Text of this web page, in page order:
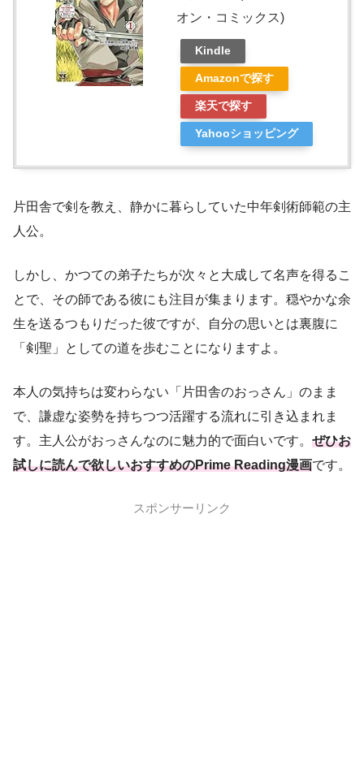
オン・コミックス)
Kindle
Amazonで探す
楽天で探す
Yahooショッピング
片田舎で剣を教え、静かに暮らしていた中年剣術師範の主
人公。
しかし、かつての弟子たちが次々と大成して名声を得るこ
とで、その師である彼にも注目が集まります。穏やかな余
生を送るつもりだった彼ですが、自分の思いとは裏腹に
「剣聖」としての道を歩むことになりますよ。
本人の気持ちは変わらない「片田舎のおっさん」のまま
で、謙虚な姿勢を持ちつつ活躍する流れに引き込まれま
す。主人公がおっさんなのに魅力的で面白いです。 ぜひお
試しに読んで欲しいおすすめのPrime Reading漫画です。
スポンサーリンク